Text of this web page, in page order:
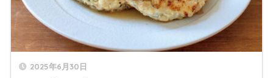
2025年6月30日